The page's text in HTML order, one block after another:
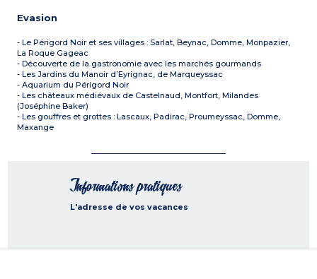
Evasion
- Le Périgord Noir et ses villages : Sarlat, Beynac, Domme, Monpazier,
La Roque Gageac
- Découverte de la gastronomie avec les marchés gourmands
- Les Jardins du Manoir d’Eyrignac, de Marqueyssac
- Aquarium du Périgord Noir
- Les châteaux médiévaux de Castelnaud, Montfort, Milandes
(Joséphine Baker)
- Les gouffres et grottes : Lascaux, Padirac, Proumeyssac, Domme,
Maxange
Informations pratiques
L'adresse de vos vacances